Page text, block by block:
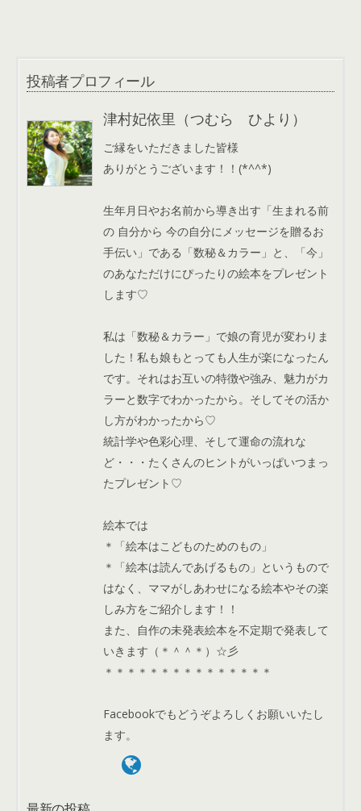
投稿者プロフィール
津村妃依里（つむら ひより）
ご縁をいただきました皆様
ありがとうございます！！(*^^*)
生年月日やお名前から導き出す「生まれる前
の 自分から 今の自分にメッセージを贈るお
手伝い」である「数秘＆カラー」と、「今」
のあなただけにぴったりの絵本をプレゼント
します♡
私は「数秘＆カラー」で娘の育児が変わりま
した！私も娘もとっても人生が楽になったん
です。それはお互いの特徴や強み、魅力がカ
ラーと数字でわかったから。そしてその活か
し方がわかったから♡
統計学や色彩心理、そして運命の流れな
ど・・・たくさんのヒントがいっぱいつまっ
たプレゼント♡
絵本では
＊「絵本はこどものためのもの」
＊「絵本は読んであげるもの」というもので
はなく、ママがしあわせになる絵本やその楽
しみ方をご紹介します！！
また、自作の未発表絵本を不定期で発表して
いきます（＊＾＾＊）☆彡
＊＊＊＊＊＊＊＊＊＊＊＊＊＊＊
Facebookでもどうぞよろしくお願いいたし
ます。